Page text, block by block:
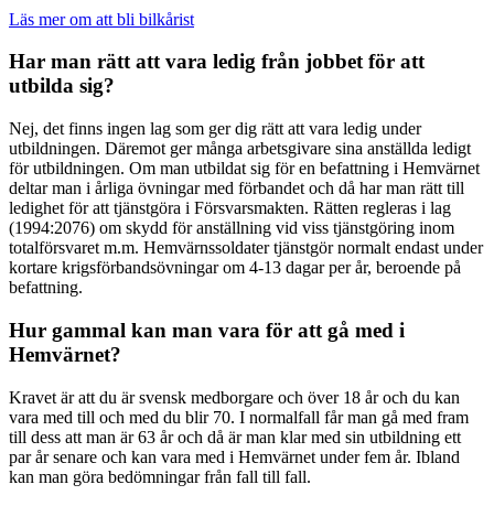
Läs mer om att bli bilkårist
Har man rätt att vara ledig från jobbet för att
utbilda sig?
Nej, det finns ingen lag som ger dig rätt att vara ledig under
utbildningen. Däremot ger många arbetsgivare sina anställda ledigt
för utbildningen. Om man utbildat sig för en befattning i Hemvärnet
deltar man i årliga övningar med förbandet och då har man rätt till
ledighet för att tjänstgöra i Försvarsmakten. Rätten regleras i lag
(1994:2076) om skydd för anställning vid viss tjänstgöring inom
totalförsvaret m.m. Hemvärnssoldater tjänstgör normalt endast under
kortare krigsförbandsövningar om 4-13 dagar per år, beroende på
befattning.
Hur gammal kan man vara för att gå med i
Hemvärnet?
Kravet är att du är svensk medborgare och över 18 år och du kan
vara med till och med du blir 70. I normalfall får man gå med fram
till dess att man är 63 år och då är man klar med sin utbildning ett
par år senare och kan vara med i Hemvärnet under fem år. Ibland
kan man göra bedömningar från fall till fall.